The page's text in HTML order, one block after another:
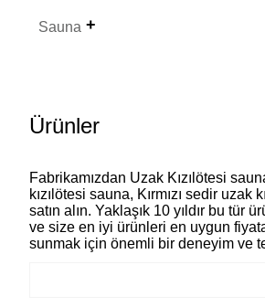
Sauna
Ürünler
Fabrikamızdan Uzak Kızılötesi
kızılötesi sauna, Kırmızı sedir uzak
satın alın. Yaklaşık 10 yıldır bu tür
ve size en iyi ürünleri en uygun
sunmak için önemli bir deneyim ve